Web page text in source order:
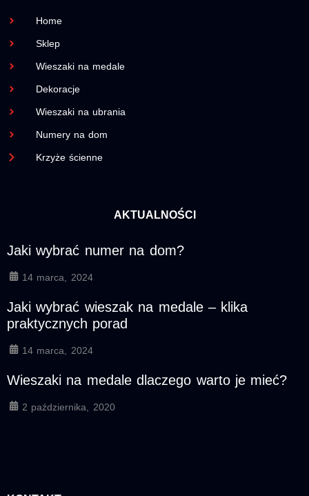
Home
Sklep
Wieszaki na medale
Dekoracje
Wieszaki na ubrania
Numery na dom
Krzyże ścienne
AKTUALNOŚCI
Jaki wybrać numer na dom?
14 marca, 2024
Jaki wybrać wieszak na medale – klika
praktycznych porad
14 marca, 2024
Wieszaki na medale dlaczego warto je mieć?
2 października, 2020